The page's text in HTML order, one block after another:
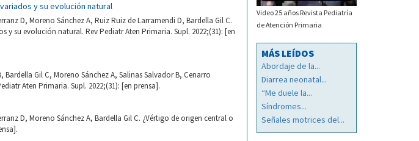
y su evolución natural
D, Moreno Sánchez A, Ruiz Ruiz de Larramendi D, Bardella Gil C.
su evolución natural. Rev Pediatr Aten Primaria. Supl. 2022;(31): [en
Gil C, Moreno Sánchez A, Salinas Salvador B, Cenarro
Aten Primaria. Supl. 2022;(31): [en prensa].
D, Moreno Sánchez A, Bardella Gil C. ¿Vértigo de origen central o
Video 25 años Revista Pediatría
de Atención Primaria
MÁS LEÍDOS
Abordaje de la...
Diarrea neonatal...
“Me duele la...
Síndromes...
Señales motrices del...